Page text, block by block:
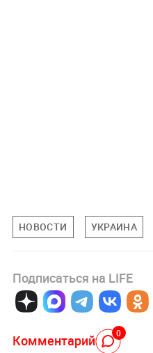
НОВОСТИ УКРАИНА
Подписаться на LIFE
Комментарий 0